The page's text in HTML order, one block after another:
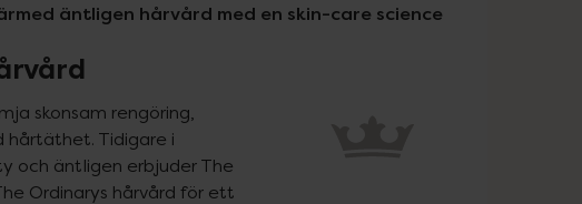
äntligen hårvård med en skin-care science
skonsam rengöring,
hårtäthet. Tidigare i
och äntligen erbjuder The
Ordinarys hårvård för ett